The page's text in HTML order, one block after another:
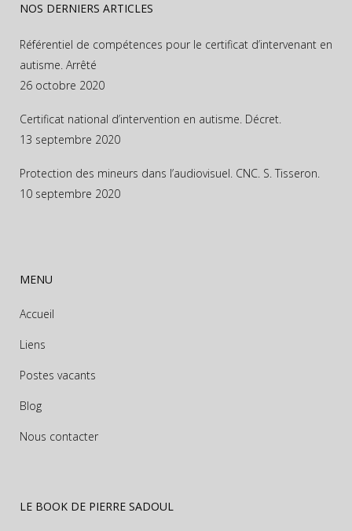
NOS DERNIERS ARTICLES
Référentiel de compétences pour le certificat d’intervenant en
autisme. Arrêté
26 octobre 2020
Certificat national d’intervention en autisme. Décret.
13 septembre 2020
Protection des mineurs dans l’audiovisuel. CNC. S. Tisseron.
10 septembre 2020
MENU
Accueil
Liens
Postes vacants
Blog
Nous contacter
LE BOOK DE PIERRE SADOUL